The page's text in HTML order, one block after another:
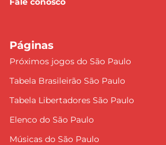
Páginas
Próximos jogos do São Paulo
Tabela Brasileirão São Paulo
Tabela Libertadores São Paulo
Elenco do São Paulo
Músicas do São Paulo